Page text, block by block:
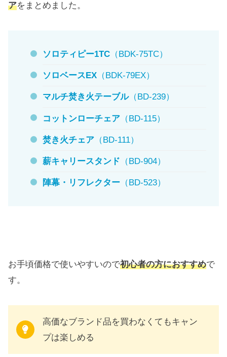
アをまとめました。
ソロティピー1TC （BDK-75TC）
ソロベースEX （BDK-79EX）
マルチ焚き火テーブル（BD-239）
コットンローチェア （BD-115）
焚き火チェア （BD-111）
薪キャリースタンド （BD-904）
陣幕・リフレクター （BD-523）
お手頃価格で使いやすいので初心者の方におすすめで
す。
高価なブランド品を買わなくてもキャン
プは楽しめる